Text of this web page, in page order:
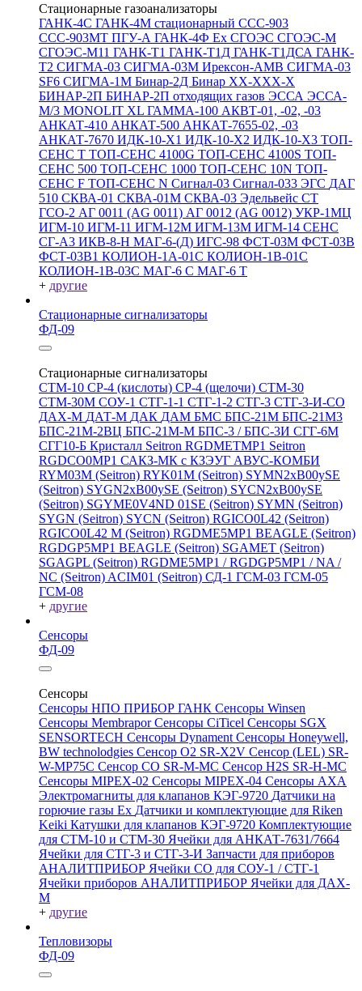
Стационарные газоанализаторы
ГАНК-4С ГАНК-4М стационарный ССС-903
ССС-903МТ ПГУ-А ГАНК-4Ф Ex СГОЭС СГОЭС-М
СГОЭС-М11 ГАНК-Т1 ГАНК-Т1Д ГАНК-Т1ДСА ГАНК-
Т2 СИГМА-03 СИГМА-03М Ирексон-АМВ СИГМА-03
SF6 СИГМА-1М Бинар-2Д Бинар ХХ-ХХХ-Х
БИНАР-2П БИНАР-2П отходящих газов ЭССА ЭССА-
М/3 MONOLIT XL ГАММА-100 АКВТ-01, -02, -03
АНКАТ-410 АНКАТ-500 АНКАТ-7655-02, -03
АНКАТ-7670 ИДК-10-Х1 ИДК-10-Х2 ИДК-10-Х3 ТОП-
СЕНС Т ТОП-СЕНС 4100G ТОП-СЕНС 4100S ТОП-
СЕНС 500 ТОП-СЕНС 1000 ТОП-СЕНС 10N ТОП-
СЕНС F ТОП-СЕНС N Сигнал-03 Сигнал-033 ЭГС ДАГ
510 СКВА-01 СКВА-01М СКВА-03 Эдельвейс СТ
ГСО-2 АГ 0011 (AG 0011) АГ 0012 (AG 0012) УКР-1МЦ
ИГМ-10 ИГМ-11 ИГМ-12М ИГМ-13М ИГМ-14 СЕНС
СГ-А3 ИКВ-8-Н МАГ-6-(Д) ИГС-98 ФСТ-03М ФСТ-03В
ФСТ-03В1 КОЛИОН-1А-01С КОЛИОН-1В-01С
КОЛИОН-1В-03С МАГ-6 С МАГ-6 Т
+ другие
Стационарные сигнализаторы
ФД-09
Стационарные сигнализаторы
СТМ-10 СР-4 (кислоты) СР-4 (щелочи) СТМ-30
СТМ-30М СОУ-1 СТГ-1-1 СТГ-1-2 СТГ-3 СТГ-3-И-CO
ДАХ-М ДАТ-М ДАК ДАМ БМС БПС-21М БПС-21М3
БПС-21М-2ВЦ БПС-21М-М БПС-3 / БПС-3И СГГ-6М
СГГ10-Б Кристалл Seitron RGDMETMP1 Seitron
RGDCO0MP1 САКЗ-МК с КЗЭУГ АВУС-КОМБИ
RYM03M (Seitron) RYK01M (Seitron) SYMN2хB00ySE
(Seitron) SYGN2xB00ySE (Seitron) SYCN2xB00ySE
(Seitron) SGYME0V4ND 01SE (Seitron) SYMN (Seitron)
SYGN (Seitron) SYCN (Seitron) RGICO0L42 (Seitron)
RGICO0L42 M (Seitron) RGDME5MP1 BEAGLE (Seitron)
RGDGP5MP1 BEAGLE (Seitron) SGAMET (Seitron)
SGAGPL (Seitron) RGDME5MP1 / RGDGP5MP1 / NA /
NC (Seitron) ACIM01 (Seitron) СД-1 ГСМ-03 ГСМ-05
ГСМ-08
+ другие
Сенсоры
ФД-09
Сенсоры
Сенсоры НПО ПРИБОР ГАНК Сенсоры Winsen
Сенсоры MembraporСенсоры CiTicel Сенсоры SGX
SENSORTECH Сенсоры Dynament Сенсоры Honeywell,
BW technolodgies Сенсор O2 SR-X2V Сенсор (LEL) SR-
W-MP75C Сенсор CO SR-M-MC Сенсор H2S SR-H-MC
Сенсоры MIPEX-02 Сенсоры MIPEX-04 Сенсоры АХА
Электромагниты для клапанов КЭГ-9720 Датчики на
горючие газы Ex Датчики и комплектующие для Riken
Keiki Катушки для клапанов КЭГ-9720 Комплектующие
для СТМ-10 и СТМ-30 Ячейки для АНКАТ-7631/7664
Ячейки для СТГ-3 и СТГ-3-И Запчасти для приборов
АНАЛИТПРИБОР Ячейки CO для СОУ-1 / СТГ-1
Ячейки приборов АНАЛИТПРИБОР Ячейки для ДАХ-
М
+ другие
Тепловизоры
ФД-09